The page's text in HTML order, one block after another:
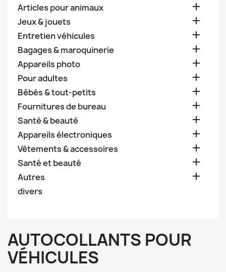
Articles pour animaux 
Jeux & jouets 
Entretien véhicules 
Bagages & maroquinerie 
Appareils photo 
Pour adultes 
Bébés & tout-petits 
Fournitures de bureau 
Santé & beauté 
Appareils électroniques 
Vêtements & accessoires 
Santé et beauté 
Autres 
divers
AUTOCOLLANTS POUR
VÉHICULES